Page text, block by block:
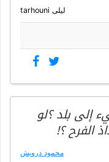
ليلى tarhouni
بلد ؟لو
الفرح ؟!
محمود درويش